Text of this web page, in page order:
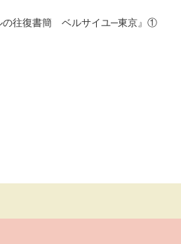
の往復書簡 ベルサイユ─東京』①